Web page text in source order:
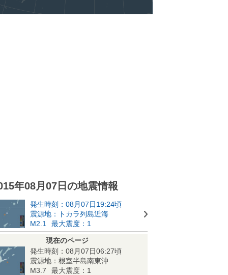
年08月07日の地震情報
発生時刻：08月07日19:24頃
震源地：トカラ列島近海
M2.1
最大震度：1
現在のページ
発生時刻：08月07日06:27頃
震源地：根室半島南東沖
M3.7
最大震度：1